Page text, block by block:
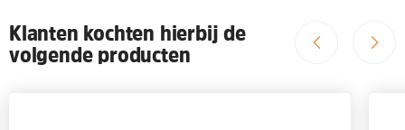
Klanten kochten hierbij de
volgende producten